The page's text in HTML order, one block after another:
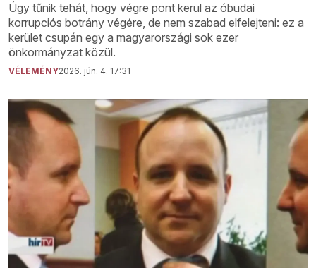
Úgy tűnik tehát, hogy végre pont kerül az óbudai
korrupciós botrány végére, de nem szabad elfelejteni: ez a
kerület csupán egy a magyarországi sok ezer
önkormányzat közül.
VÉLEMÉNY2026. jún. 4. 17:31